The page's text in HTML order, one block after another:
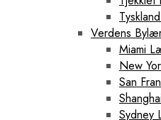
Verdens
Miami
New
San
Sydney